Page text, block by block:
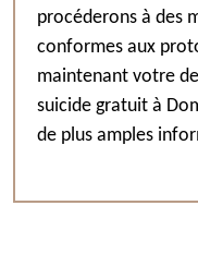
procéderons à des
conformes aux
maintenant votre
suicide gratuit à
de plus amples